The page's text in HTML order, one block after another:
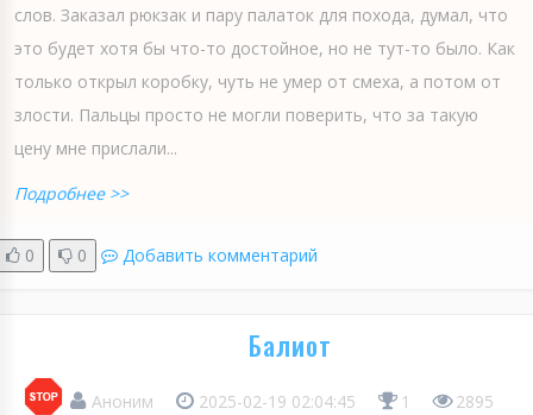
слов. Заказал рюкзак и пару палаток для похода, думал, что
это будет хотя бы что-то достойное, но не тут-то было. Как
только открыл коробку, чуть не умер от смеха, а потом от
злости. Пальцы просто не могли поверить, что за такую
цену мне прислали...
Подробнее >>
0 0 Добавить комментарий
Балиот
Аноним 2025-02-19 02:04:45 1 2895